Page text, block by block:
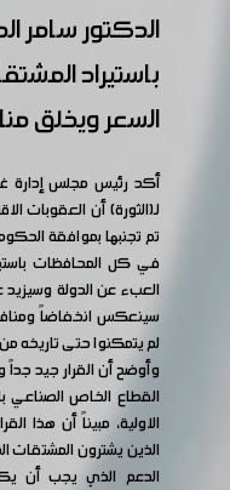
الدكتور سامر
باستيراد
السعر ويخلق
أكد رئيس مجلس إدارة
لـ(الثورة) أن العقوبات
تم تجنبها بموافقة
في كل المحافظات
العبء عن الدولة
سينعكس انخفاضاً
لم يتمكنوا حتى تاريخه
وأوضح أن القرار جيد
القطاع الخاص الصناعي
الاولية، مبيناً أن هذا
الذين يشترون المشتقات
الدعم الذي يجب أن